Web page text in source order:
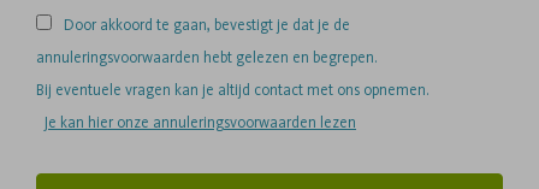
Door akkoord te gaan, bevestigt je dat je de
annuleringsvoorwaarden hebt gelezen en begrepen.
Bij eventuele vragen kan je altijd contact met ons opnemen.
Je kan hier onze annuleringsvoorwaarden lezen